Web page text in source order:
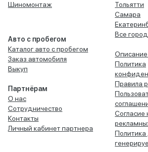
Шиномонтаж
Авто с пробегом
Каталог авто с пробегом
Заказ автомобиля
Выкуп
Партнёрам
О нас
Сотрудничество
Контакты
Личный кабинет партнера
Тольятти
Самара
Все
Политика
Правила
Согласие
Политика